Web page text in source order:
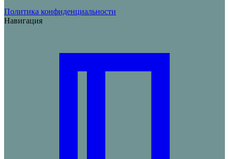
Политика конфиденциальности
Навигация